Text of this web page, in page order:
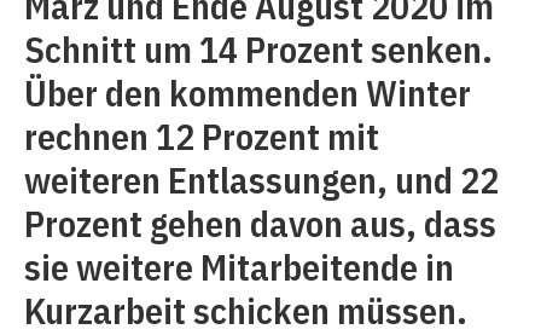
Schnitt um 14 Prozent senken.
Über den kommenden Winter
rechnen 12 Prozent mit
weiteren Entlassungen, und 22
Prozent gehen davon aus, dass
sie weitere Mitarbeitende in
Kurzarbeit schicken müssen.